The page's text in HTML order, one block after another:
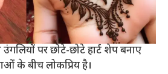
पर छोटे-छोटे हार्ट शेप बनाए
के बीच लोकप्रिय है।